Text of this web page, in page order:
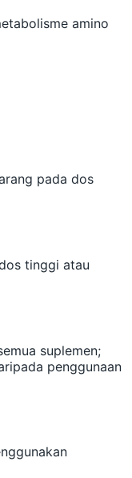
amino
pada dos
tinggi atau
suplemen;
penggunaan